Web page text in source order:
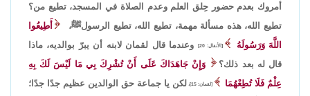
أمروك بعدم حضور حِلق العلم وعدم الصلاة في المسجد، تطيع من؟
تطيع الله، هذه مسألة مهمة، تطيع الله، تطيع الرسولﷺ،
أَطِيعُوا
اللَّهَ وَرَسُولَهُ
[الأنفال: 20]
وعندما قال لقمان لابنه أن يبرّ بوالديه، ماذا
قال له بعد ذلك؟
وَإِنْ جَاهَدَاكَ عَلَى أَنْ تُشْرِكَ بِي مَا لَيْسَ لَكَ بِهِ
عِلْمٌ فَلَا تُطِعْهُمَا
[لقمان: 15]،
لكن يا جماعة حق الوالدين عظيم جدًا جدًا؛